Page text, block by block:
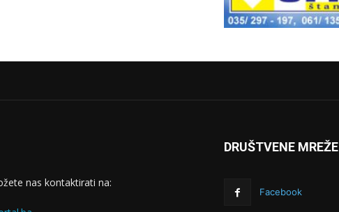
nas kontaktirati na:
DRUŠTVENE MREŽE
Facebook